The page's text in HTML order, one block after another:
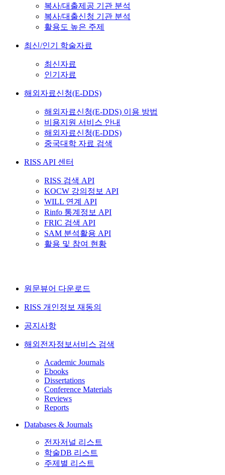
복사/대출제공 기관 분석
복사/대출신청 기관 분석
활용도 높은 주제
최신/인기 학술자료
최신자료
인기자료
해외자료신청(E-DDS)
해외자료신청(E-DDS) 이용 방법
비용지원 서비스 안내
해외자료신청(E-DDS)
중국대학 자료 검색
RISS API 센터
RISS 검색 API
KOCW 강의정보 API
WILL 연계 API
Rinfo 통계정보 API
FRIC 검색 API
SAM 분석활용 API
활용 및 참여 현황
원문뷰어 다운로드
RISS 개인정보 재동의
공지사항
해외전자정보서비스 검색
Academic Journals
Ebooks
Dissertations
Conference Materials
Reviews
Reports
Databases & Journals
전자저널 리스트
학술DB 리스트
주제별 리스트